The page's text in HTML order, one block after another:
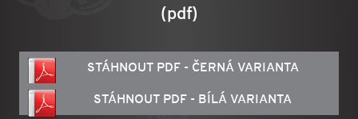
(pdf)
STÁHNOUT PDF - ČERNÁ VARIANTA
STÁHNOUT PDF - BÍLÁ VARIANTA